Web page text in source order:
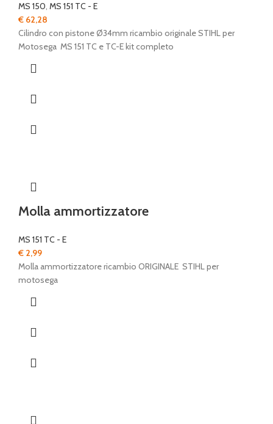
MS 150, MS 151 TC - E
€ 62,28
Cilindro con pistone Ø34mm ricambio originale STIHL per
Motosega MS 151 TC e TC-E kit completo
Molla ammortizzatore
MS 151 TC - E
€ 2,99
Molla ammortizzatore ricambio ORIGINALE STIHL per
motosega